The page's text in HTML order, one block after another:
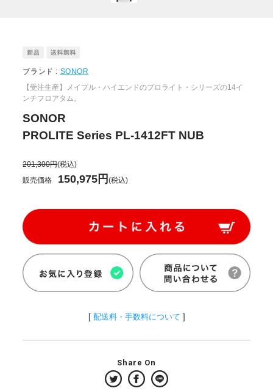
ブランド : SONOR
【受注生産】メイプル・ハイエンドのプロライト・シリーズの14イ
ンチフロアタム。
SONOR
PROLITE Series PL-1412FT NUB
201,300円(税込)
販売価格
150,975円(税込)
[ 配送料・手数料について ]
Share On